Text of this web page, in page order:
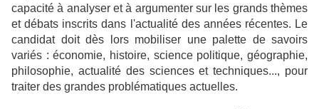
capacité à analyser et à argumenter sur les grands thèmes
et débats inscrits dans l'actualité des années récentes. Le
candidat doit dès lors mobiliser une palette de savoirs
variés : économie, histoire, science politique, géographie,
philosophie, actualité des sciences et techniques..., pour
traiter des grandes problématiques actuelles.